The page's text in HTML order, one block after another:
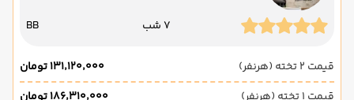
7 شب BB
قیمت 2 تخته (هرنفر)
۱۳۱٬۱۲۰٬۰۰۰ تومان